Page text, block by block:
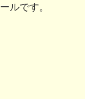
ルです。